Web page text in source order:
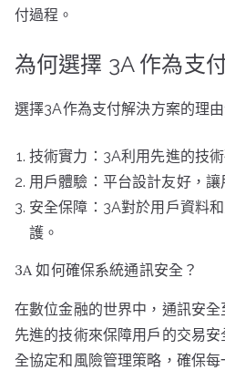
付過程。
為何選擇 3A 作為支
選擇3A作為支付解決方案的理由
技術實力：3A利用先進的技
用戶體驗：平台設計友好，讓
安全保障：3A對於用戶資料
護。
3A 如何確保系統通訊安全？
在數位金融的世界中，通訊安
先進的技術來保障用戶的交易
全協定和風險管理策略，確保每